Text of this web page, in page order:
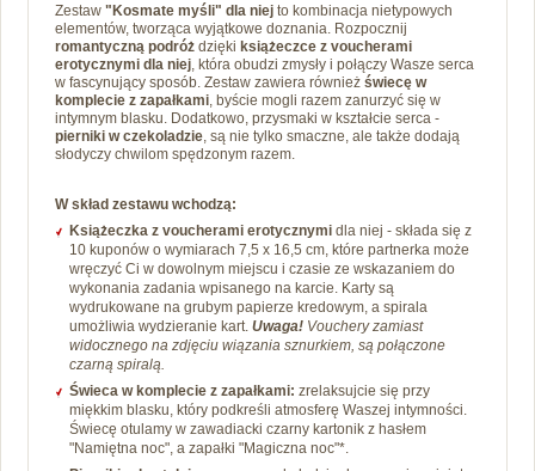
Zestaw "Kosmate myśli" dla niej to kombinacja nietypowych
elementów, tworząca wyjątkowe doznania. Rozpocznij
romantyczną podróż dzięki książeczce z voucherami
erotycznymi dla niej, która obudzi zmysły i połączy Wasze serca
w fascynujący sposób. Zestaw zawiera również świecę w
komplecie z zapałkami, byście mogli razem zanurzyć się w
intymnym blasku. Dodatkowo, przysmaki w kształcie serca -
pierniki w czekoladzie, są nie tylko smaczne, ale także dodają
słodyczy chwilom spędzonym razem.
W skład zestawu wchodzą:
Książeczka z voucherami erotycznymi dla niej - składa się z
10 kuponów o wymiarach 7,5 x 16,5 cm, które partnerka może
wręczyć Ci w dowolnym miejscu i czasie ze wskazaniem do
wykonania zadania wpisanego na karcie. Karty są
wydrukowane na grubym papierze kredowym, a spirala
umożliwia wydzieranie kart. Uwaga! Vouchery zamiast
widocznego na zdjęciu wiązania sznurkiem, są połączone
czarną spiralą.
Świeca w komplecie z zapałkami: zrelaksujcie się przy
miękkim blasku, który podkreśli atmosferę Waszej intymności.
Świecę otulamy w zawadiacki czarny kartonik z hasłem
"Namiętna noc", a zapałki "Magiczna noc"*.